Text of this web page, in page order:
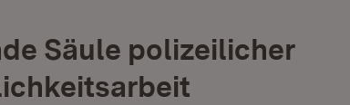
Säule polizeilicher